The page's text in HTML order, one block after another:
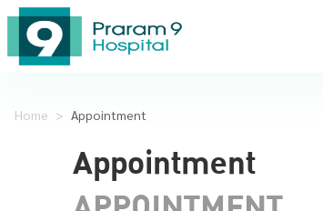
Home > Appointment
Appointment